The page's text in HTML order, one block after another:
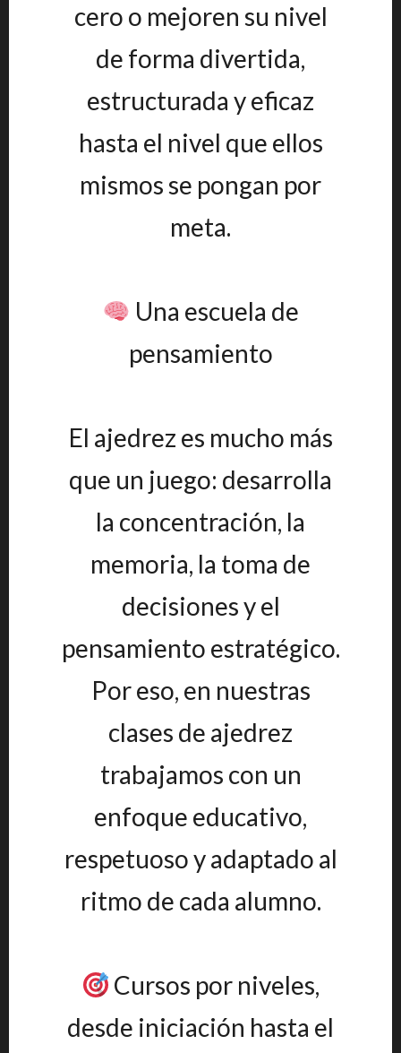
cero o mejoren su nivel
de forma divertida,
estructurada y eficaz
hasta el nivel que ellos
mismos se pongan por
meta.
Una escuela de
pensamiento
El ajedrez es mucho más
que un juego: desarrolla
la concentración, la
memoria, la toma de
decisiones y el
pensamiento estratégico.
Por eso, en nuestras
clases de ajedrez
trabajamos con un
enfoque educativo,
respetuoso y adaptado al
ritmo de cada alumno.
Cursos por niveles,
desde iniciación hasta el